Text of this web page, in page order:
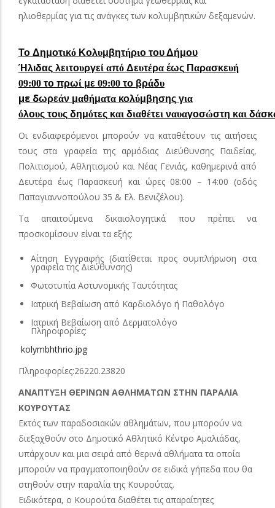
ηλιοθερμίας για τις ανάγκες των κολυμβητικών δεξαμενών.
Το Δημοτικό Κολυμβητήριο του Δήμου
Ήλιδας λειτουργεί από Δευτέρα έως Παρασκευή
09:00 το πρωί με 09:00 το βράδυ
με δωρεάν μαθήματα κολύμβησης για
όλους τους δημότες και διαθέτει ναυαγοσώστη και δάσκ
Οι ενδιαφερόμενοι μπορούν να καταθέτουν τις αιτήσεις
τους στα γραφεία της αρμόδιας Διεύθυνσης Παιδείας,
Πολιτισμού, Αθλητισμού και Νέας Γενιάς, καθημερινά από
Δευτέρα έως Παρασκευή και ώρες 08:00 – 14:00 (οδός
Παπαγιαννοπούλου 35 & Ελ. Βενιζέλου).
Τα απαιτούμενα δικαιολογητικά που πρέπει να
προσκομίσουν είναι τα εξής:
Αίτηση Εγγραφής (διατίθεται προς συμπλήρωση στα
γραφεία της Διεύθυνσης)
Φωτοτυπία Αστυνομικής Ταυτότητας
Ιατρική Βεβαίωση από Καρδιολόγο ή Παθολόγο
Ιατρική Βεβαίωση από Δερματολόγο
Πληροφορίες:
kolymbhthrio.jpg
Πληροφορίες:26220.23820
ΑΝΑΠΤΥΞΗ ΘΕΡΙΝΩΝ ΑΘΛΗΜΑΤΩΝ ΣΤΗΝ ΠΑΡΑΛΙΑ
ΚΟYΡΟΥΤΑΣ
Εκτός των παραδοσιακών αθλημάτων, που μπορούν να
διεξαχθούν στο Δημοτικό Αθλητικό Κέντρο Αμαλιάδας,
υπάρχουν και μια σειρά από θερινά αθλήματα τα οποία
μπορούν να πραγματοποιηθούν σε ειδικά γήπεδα που θα
στηθούν στην παραλία της Κουρούτας.
Ειδικότερα, ο Κουρούτα διαθέτει τις απαραίτητες